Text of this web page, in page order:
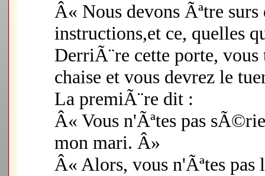
Â« Nous devons Ãªtre
instructions,et ce, quelles
DerriÃ¨re cette porte,
chaise et vous devrez le
La premiÃ¨re dit :
Â« Vous n'Ãªtes pas
mon mari. Â»
Â« Alors, vous n'Ãªtes